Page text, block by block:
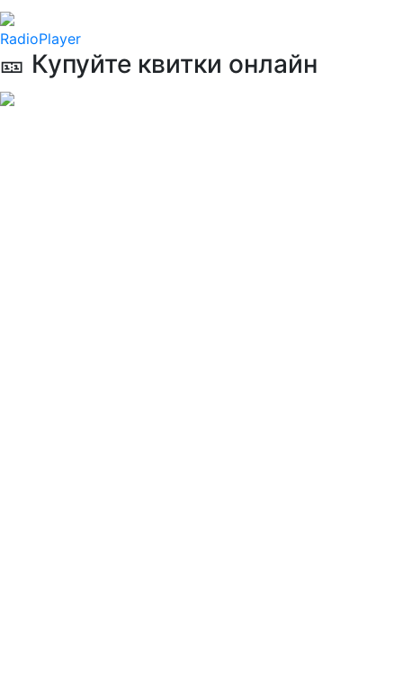
RadioPlayer
🎫 Купуйте квитки онлайн